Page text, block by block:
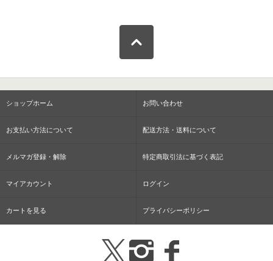
ショップホーム お問い合わせ
お支払い方法について 配送方法・送料について
メルマガ登録・解除 特定商取引法に基づく表記
マイアカウント ログイン
カートを見る プライバシーポリシー